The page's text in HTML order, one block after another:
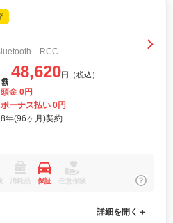
RCC
48,620円（税込）
頭金 0円
ボーナス払い 0円
8年(96ヶ月)契約
消耗品 保証 任意保険
詳細を開く＋